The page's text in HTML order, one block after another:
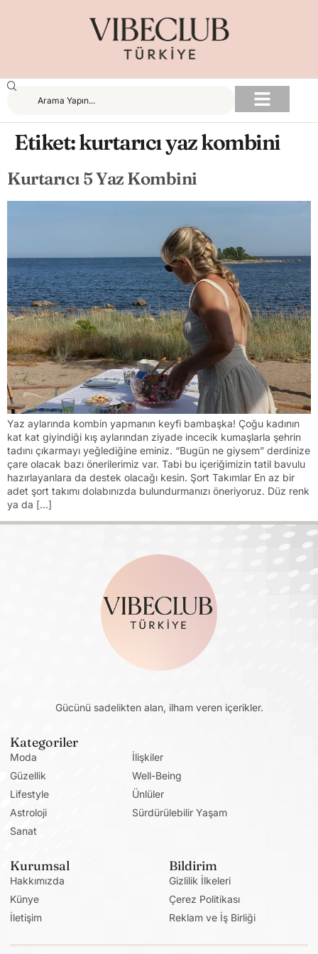
Etiket:kurtarıcı yaz kombini
Kurtarıcı 5 Yaz Kombini
Yaz aylarında kombin yapmanın keyfi bambaşka! Çoğu kadının
kat kat giyindiği kış aylarından ziyade incecik kumaşlarla şehrin
tadını çıkarmayı yeğlediğine eminiz. “Bugün ne giysem” derdinize
çare olacak bazı önerilerimiz var. Tabi bu içeriğimizin tatil bavulu
hazırlayanlara da destek olacağı kesin. Şort Takımlar En az bir
adet şort takımı dolabınızda bulundurmanızı öneriyoruz. Düz renk
ya da […]
Gücünü sadelikten alan, ilham veren içerikler.
Kategoriler
Moda
Güzellik
Lifestyle
Astroloji
Sanat
İlişkiler
Well-Being
Ünlüler
Sürdürülebilir Yaşam
Kurumsal
Hakkımızda
Künye
İletişim
Bildirim
Gizlilik İlkeleri
Çerez Politikası
Reklam ve İş Birliği